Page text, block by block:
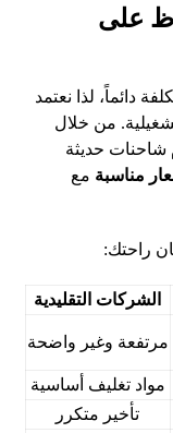
على
دائماً، لذا نعتمد
من خلال
شاحنات حديثة
مناسبة مع
راحتك:
الشركات التقليدية
مرتفعة وغير واضحة
مواد تغليف أساسية
تأخير متكرر